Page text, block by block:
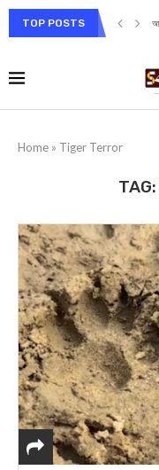
TOP POSTS
Home » Tiger Terror
TAG: